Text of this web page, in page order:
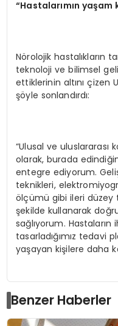
“Hastalarımın
Nörolojik hastalıkların
teknoloji ve bilimsel
ettiklerinin altını çizen
şöyle sonlandırdı:
“Ulusal ve uluslararası
olarak, burada
entegre ediyorum.
teknikleri,
ölçümü gibi ileri düzey
şekilde kullanarak doğru
sağlıyorum.
tasarladığımız tedavi
yaşayan kişilere daha
Benzer Haberler